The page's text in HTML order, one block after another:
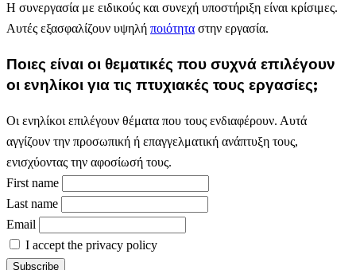
Η συνεργασία με ειδικούς και συνεχή υποστήριξη είναι κρίσιμες.
Αυτές εξασφαλίζουν υψηλή ποιότητα στην εργασία.
Ποιες είναι οι θεματικές που συχνά επιλέγουν
οι ενηλίκοι για τις πτυχιακές τους εργασίες;
Οι ενηλίκοι επιλέγουν θέματα που τους ενδιαφέρουν. Αυτά
αγγίζουν την προσωπική ή επαγγελματική ανάπτυξη τους,
ενισχύοντας την αφοσίωσή τους.
First name
Last name
Email
I accept the privacy policy